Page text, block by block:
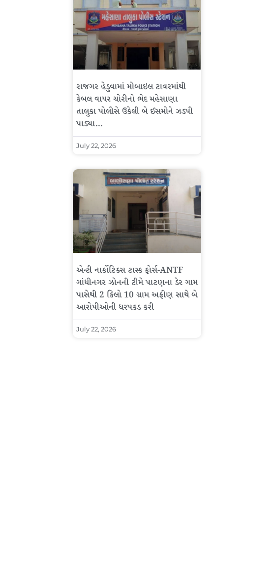
રાજગર હેડુવામાં મોબાઇલ ટાવરમાંથી
કેબલ વાયર ચોરીનો ભેદ મહેસાણા
તાલુકા પોલીસે ઉકેલી બે ઈસમોને ઝડપી
પાડ્યા…
July 22, 2026
એન્ટી નાર્કોટિક્સ ટાસ્ક ફોર્સ-ANTF
ગાંધીનગર ઝોનની ટીમે પાટણના ડેર ગામ
પાસેથી 2 કિલો 10 ગ્રામ અફીણ સાથે બે
આરોપીઓની ધરપકડ કરી
July 22, 2026